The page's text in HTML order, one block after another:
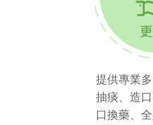
提供專業
抽痰、造
口換藥、